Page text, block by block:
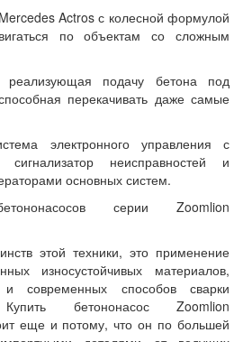
Actros с колесной формулой
по объектам со сложным
реализующая подачу бетона под
перекачивать даже самые
электронного управления с
неисправностей и
основных систем.
серии Zoomlion
этой техники, это применение
износустойчивых материалов,
и современных способов сварки
Купить бетононасос Zoomlion
еще и потому, что он по большей